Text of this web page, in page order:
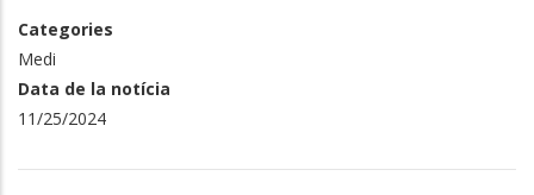
Categories
Medi
Data de la notícia
11/25/2024